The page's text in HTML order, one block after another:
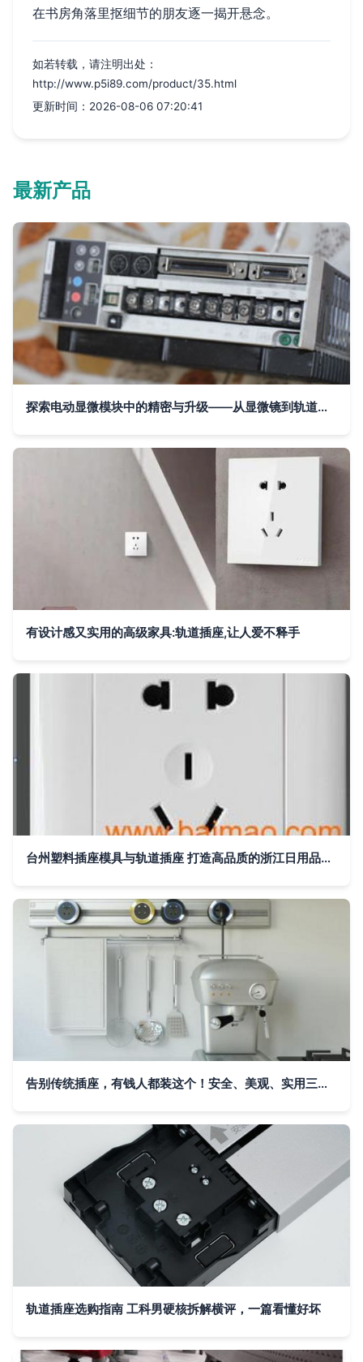
在书房角落里抠细节的朋友逐一揭开悬念。
如若转载，请注明出处：
http://www.p5i89.com/product/35.html
更新时间：2026-08-06 07:20:41
最新产品
探索电动显微模块中的精密与升级——从显微镜到轨道插座的模块化配置思路
有设计感又实用的高级家具:轨道插座,让人爱不释手
台州塑料插座模具与轨道插座 打造高品质的浙江日用品模具制造
告别传统插座，有钱人都装这个！安全、美观、实用三合一的轨道插座
轨道插座选购指南 工科男硬核拆解横评，一篇看懂好坏